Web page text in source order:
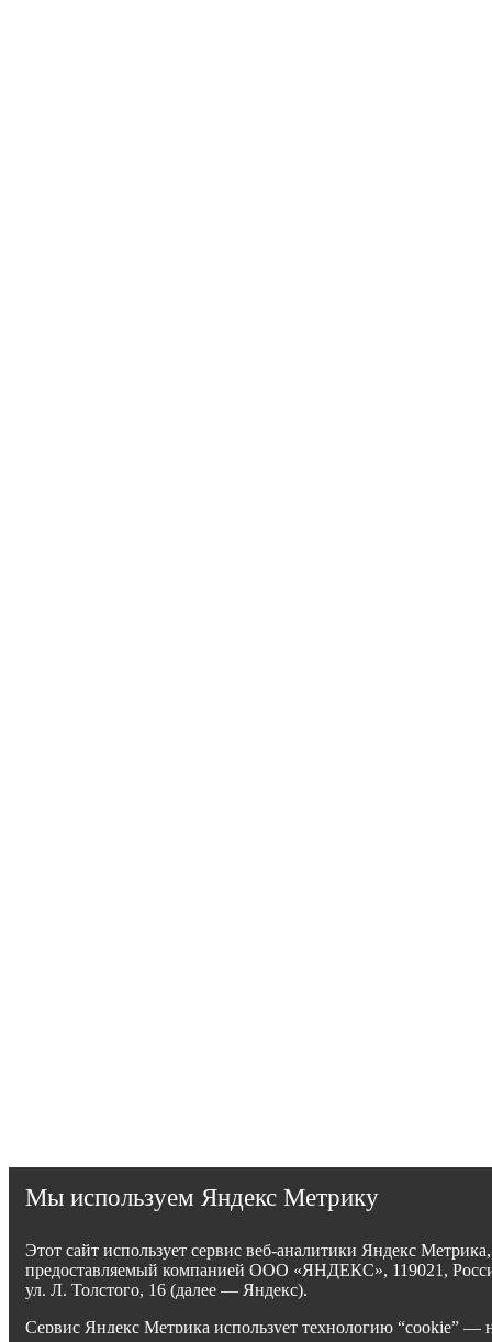
Мы используем Яндекс Метрику
Этот сайт использует сервис веб-аналитики Яндекс Метрика,
предоставляемый компанией ООО «ЯНДЕКС», 119021,
ул. Л. Толстого, 16 (далее — Яндекс).
Сервис Яндекс Метрика использует технологию “cookie” —